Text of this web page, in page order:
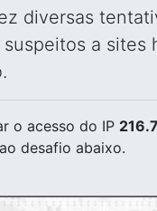
diversas
suspeitos a sites
o acesso do IP
desafio abaixo.